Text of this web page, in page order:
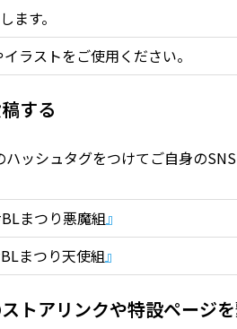
ます。
ラストをご使用ください。
する
ッシュタグをつけてご自身の
まつり悪魔組』
まつり天使組』
トアリンクや特設ページ